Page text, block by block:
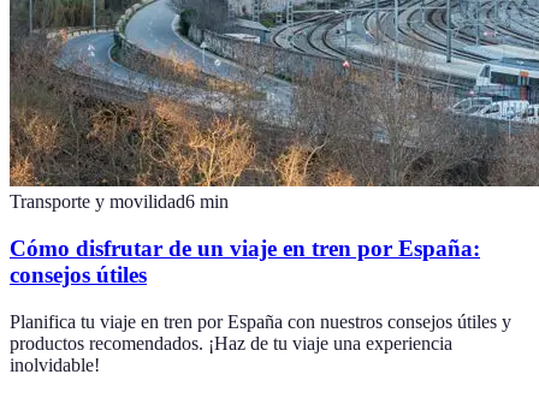
Transporte y movilidad6 min
Cómo disfrutar de un viaje en tren por España:
consejos útiles
Planifica tu viaje en tren por España con nuestros consejos útiles y
productos recomendados. ¡Haz de tu viaje una experiencia
inolvidable!